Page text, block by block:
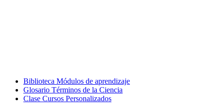
Biblioteca Módulos de aprendizaje
Glosario Términos de la Ciencia
Clase Cursos Personalizados